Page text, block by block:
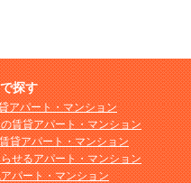
探す
アパート・マンション
賃貸アパート・マンション
貸アパート・マンション
せるアパート・マンション
パート・マンション